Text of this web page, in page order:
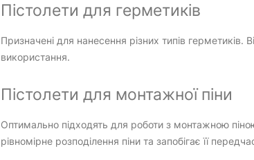
Пістолети для герметиків
Призначені для нанесення різних типів герметиків.
використання.
Пістолети для монтажної піни
Оптимально підходять для роботи з монтажною
рівномірне розподілення піни та запобігає її